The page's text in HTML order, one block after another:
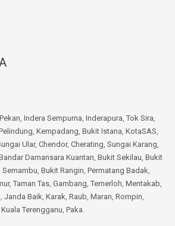
Pekan Indera Sempurna Inderapura Tok Sira
Kempadang Bukit Istana KotaSAS
Ular, Chendor, Cherating Sungai Karang
Damansara Kuantan Bukit Sekilau Bukit
Semambu Bukit Rangin Permatang Badak
, Taman Tas Gambang Temerloh Mentakab
Janda Baik Karak Raub Maran Rompin
Kuala Terengganu Paka